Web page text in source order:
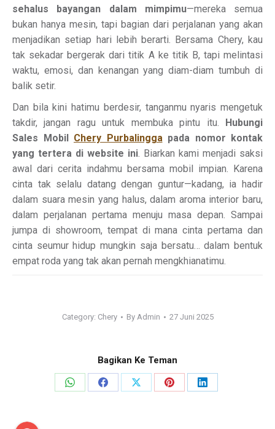
sehalus bayangan dalam mimpimu—mereka semua
bukan hanya mesin, tapi bagian dari perjalanan yang akan
menjadikan setiap hari lebih berarti. Bersama Chery, kau
tak sekadar bergerak dari titik A ke titik B, tapi melintasi
waktu, emosi, dan kenangan yang diam-diam tumbuh di
balik setir.
Dan bila kini hatimu berdesir, tanganmu nyaris mengetuk
takdir, jangan ragu untuk membuka pintu itu. Hubungi
Sales Mobil Chery Purbalinggapada nomor kontak
yang tertera di website ini. Biarkan kami menjadi saksi
awal dari cerita indahmu bersama mobil impian. Karena
cinta tak selalu datang dengan guntur—kadang, ia hadir
dalam suara mesin yang halus, dalam aroma interior baru,
dalam perjalanan pertama menuju masa depan. Sampai
jumpa di showroom, tempat di mana cinta pertama dan
cinta seumur hidup mungkin saja bersatu… dalam bentuk
empat roda yang tak akan pernah mengkhianatimu.
Category: Chery By Admin 27 Juni 2025
Bagikan Ke Teman
Share
Share
Share
Share
Share